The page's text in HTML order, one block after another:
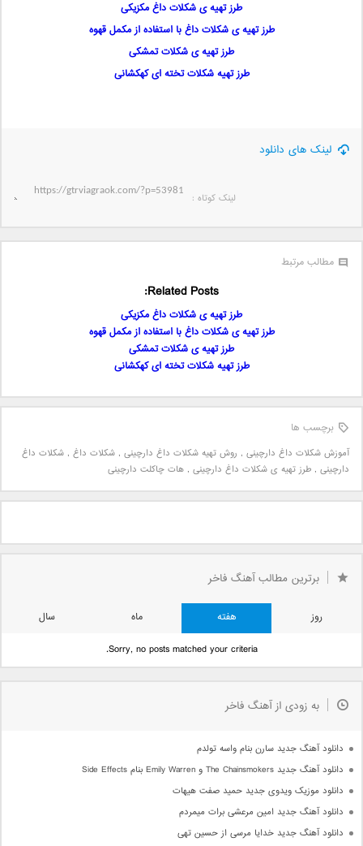
طرز تهیه ی شکلات داغ مکزیکی
طرز تهیه ی شکلات داغ با استفاده از مکمل قهوه
طرز تهیه ی شکلات تمشکی
طرز تهیه شکلات تخته ای کهکشانی
لینک های دانلود
لینک کوتاه‌ :
مطالب مرتبط
Related Posts:
طرز تهیه ی شکلات داغ مکزیکی
طرز تهیه ی شکلات داغ با استفاده از مکمل قهوه
طرز تهیه ی شکلات تمشکی
طرز تهیه شکلات تخته ای کهکشانی
برچسب ها
آموزش شکلات داغ دارچینی , روش تهیه شکلات داغ دارچینی , شکلات داغ , شکلات داغ
دارچینی , طرز تهیه ی شکلات داغ دارچینی , هات چاکلت دارچینی
برترین مطالب آهنگ فاخر
روز هفته ماه
سال
Sorry, no posts matched your criteria.
به زودی از آهنگ فاخر
دانلود آهنگ جدید سارن بنام واسه تولدم
دانلود آهنگ جدید The Chainsmokers و Emily Warren بنام Side Effects
دانلود موزیک ویدوی جدید حمید صفت هیهات
دانلود آهنگ جدید امین مرعشی برات میمردم
دانلود آهنگ جدید خدایا مرسی از حسین تهی